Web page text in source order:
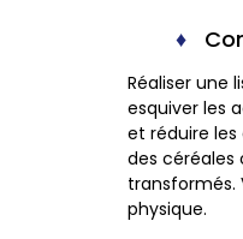
Réaliser une
esquiver les
et réduire les
des céréales
transformés.
physique.